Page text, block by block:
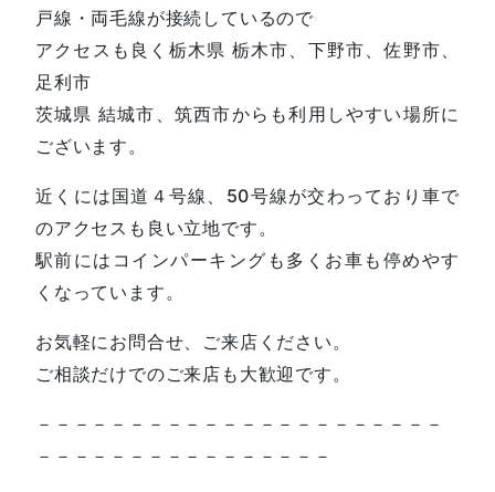
戸線・両毛線が接続しているので
アクセスも良く栃木県 栃木市、下野市、佐野市、
足利市
茨城県 結城市、筑西市からも利用しやすい場所に
ございます。
近くには国道４号線、50号線が交わっており車で
のアクセスも良い立地です。
駅前にはコインパーキングも多くお車も停めやす
くなっています。
お気軽にお問合せ、ご来店ください。
ご相談だけでのご来店も大歓迎です。
－－－－－－－－－－－－－－－－－－－－－－
－－－－－－－－－－－－－－－－